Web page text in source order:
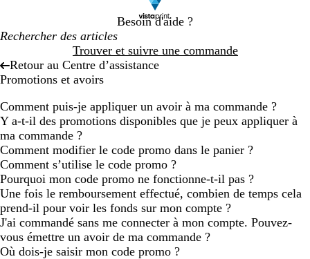
Besoin d'aide ?
Trouver et suivre une commande
Retour au Centre d’assistance
Promotions et avoirs
Comment puis-je appliquer un avoir à ma commande ?
Y a-t-il des promotions disponibles que je peux appliquer à
ma commande ?
Comment modifier le code promo dans le panier ?
Comment s’utilise le code promo ?
Pourquoi mon code promo ne fonctionne-t-il pas ?
Une fois le remboursement effectué, combien de temps cela
prend-il pour voir les fonds sur mon compte ?
J'ai commandé sans me connecter à mon compte. Pouvez-
vous émettre un avoir de ma commande ?
Où dois-je saisir mon code promo ?